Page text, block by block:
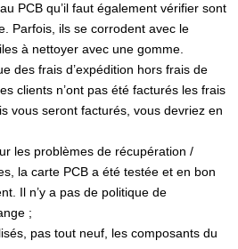
PCB qu’il faut également vérifier sont
Parfois, ils se corrodent avec le
à nettoyer avec une gomme.
des frais d’expédition hors frais de
clients n’ont pas été facturés les frais
vous seront facturés, vous devriez en
les problèmes de récupération /
la carte PCB a été testée et en bon
Il n’y a pas de politique de
;
pas tout neuf, les composants du